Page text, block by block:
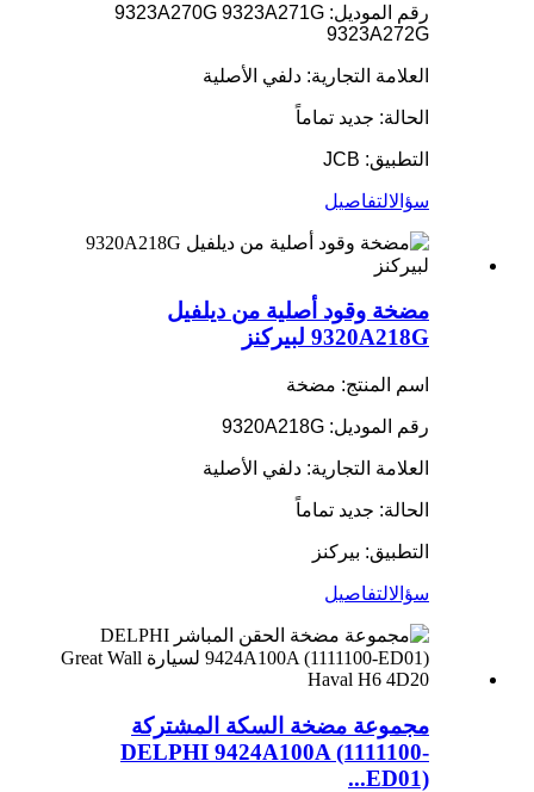
رقم الموديل: 9323A270G 9323A271G
9323A272G
العلامة التجارية: دلفي الأصلية
الحالة: جديد تماماً
التطبيق: JCB
سؤالالتفاصيل
مضخة وقود أصلية من ديلفيل
9320A218G لبيركنز
اسم المنتج: مضخة
رقم الموديل: 9320A218G
العلامة التجارية: دلفي الأصلية
الحالة: جديد تماماً
التطبيق: بيركنز
سؤالالتفاصيل
مجموعة مضخة السكة المشتركة
DELPHI 9424A100A (1111100-
ED01)...